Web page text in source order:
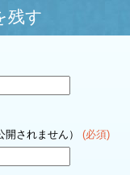
残す
開されません） (必須)